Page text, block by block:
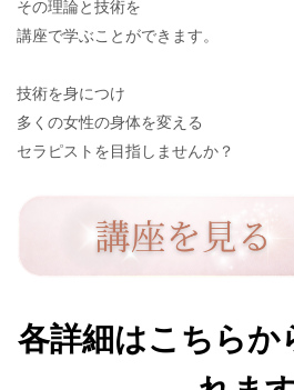
その理論と技術を
講座で学ぶことができます。
技術を身につけ
多くの女性の身体を変える
セラピストを目指しませんか？
各詳細はこちらか